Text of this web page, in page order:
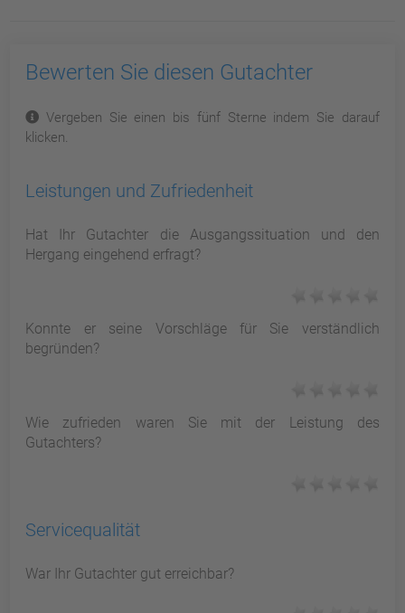
Bewerten Sie diesen Gutachter
Vergeben Sie einen bis fünf Sterne indem Sie darauf
klicken.
Leistungen und Zufriedenheit
Hat Ihr Gutachter die Ausgangssituation und den
Hergang eingehend erfragt?
Konnte er seine Vorschläge für Sie verständlich
begründen?
Wie zufrieden waren Sie mit der Leistung des
Gutachters?
Servicequalität
War Ihr Gutachter gut erreichbar?